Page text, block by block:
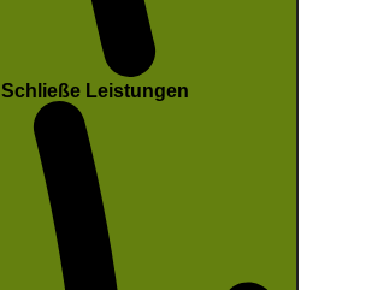
Schließe Leistungen